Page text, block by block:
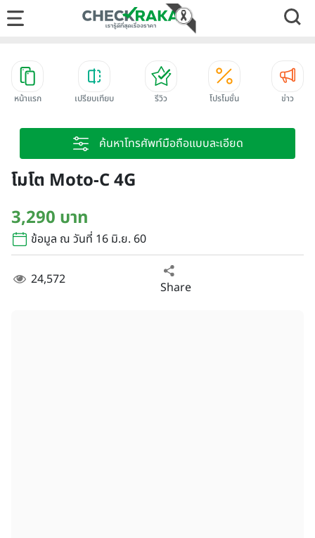
หน้าแรก เปรียบเทียบ รีวิว โปรโมชั่น ข่าว
ค้นหาโทรศัพท์มือถือแบบละเอียด
โมโต Moto-C 4G
3,290 บาท
ข้อมูล ณ วันที่ 16 มิ.ย. 60
24,572 Share